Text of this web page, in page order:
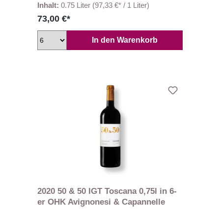
Inhalt: 0.75 Liter (97,33 €* / 1 Liter)
73,00 €*
In den Warenkorb
2020 50 & 50 IGT Toscana 0,75l in 6-
er OHK Avignonesi & Capannelle